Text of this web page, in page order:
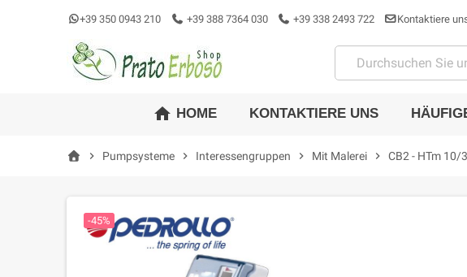
+39 350 0943 210 +39 388 7364 030 +39 338 2493 722 Kontaktiere
home HOME KONTAKTIERE UNS
chevron_right Pumpsysteme chevron_right Interessengruppen chevron_right Mit Malerei chevron_right CB2 - HTm 10/
-45%